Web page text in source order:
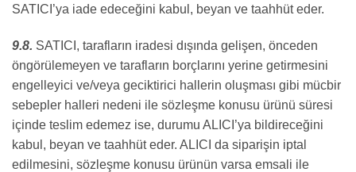
SATICI’ya iade edeceğini kabul, beyan ve taahhüt eder.
9.8. SATICI, tarafların iradesi dışında gelişen, önceden
öngörülemeyen ve tarafların borçlarını yerine getirmesini
engelleyici ve/veya geciktirici hallerin oluşması gibi mücbir
sebepler halleri nedeni ile sözleşme konusu ürünü süresi
içinde teslim edemez ise, durumu ALICI’ya bildireceğini
kabul, beyan ve taahhüt eder. ALICI da siparişin iptal
edilmesini, sözleşme konusu ürünün varsa emsali ile